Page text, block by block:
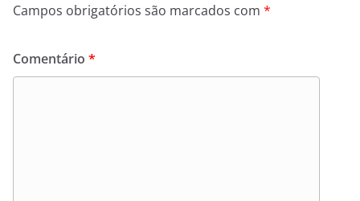
Campos obrigatórios são marcados com *
Comentário *